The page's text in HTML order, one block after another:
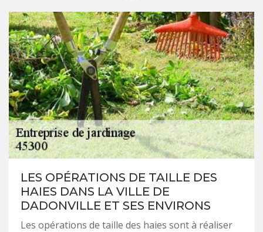
LES OPÉRATIONS DE TAILLE DES
HAIES DANS LA VILLE DE
DADONVILLE ET SES ENVIRONS
Les opérations de taille des haies sont à réaliser